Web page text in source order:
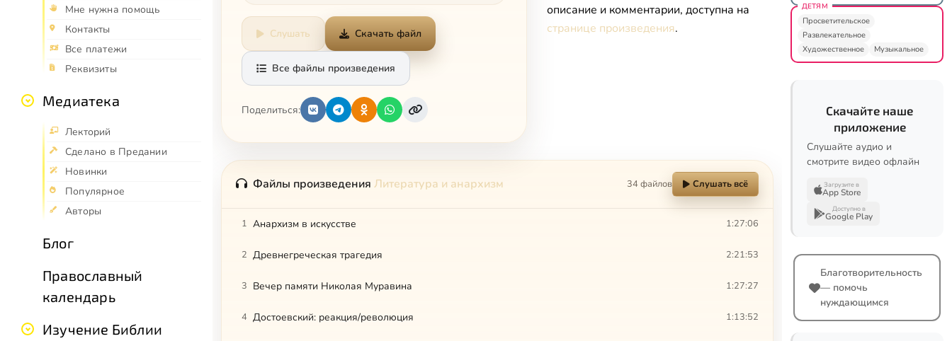
Мне нужна помощь
Контакты
Все платежи
Реквизиты
Медиатека
Лекторий
Сделано в Предании
Новинки
Популярное
Авторы
Блог
Православный
календарь
Изучение Библии
Слушать Скачать файл
Все файлы произведения
Поделиться:
описание и комментарии, доступна на
странице произведения.
Файлы произведения Литература и анархизм 34 файлов Слушать всё
1 Анархизм в искусстве 1:27:06
2 Древнегреческая трагедия 2:21:53
3 Вечер памяти Николая Муравина 1:27:27
4 Достоевский: реакция/революция 1:13:52
ДЕТЯМ
Просветительское
Развлекательное
Художественное
Музыкальное
Скачайте наше
приложение
Слушайте аудио и
смотрите видео офлайн
Загрузите в
App Store
Доступно в
Google Play
Благотворительность
— помочь
нуждающимся